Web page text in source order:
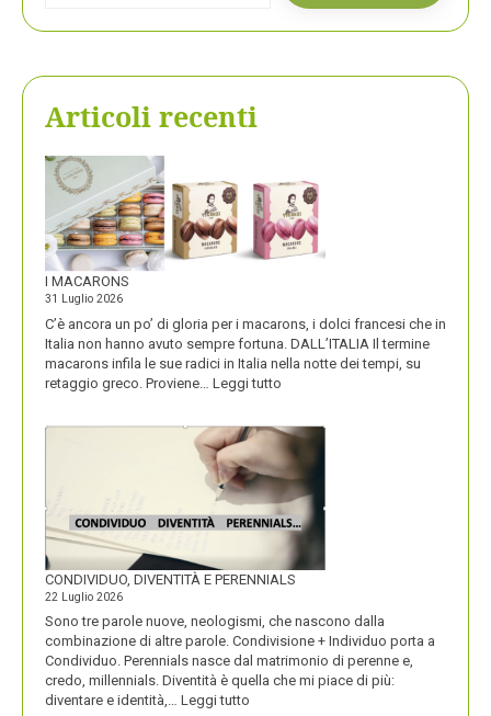
Articoli recenti
I MACARONS
31 Luglio 2026
C’è ancora un po’ di gloria per i macarons, i dolci francesi che in
Italia non hanno avuto sempre fortuna. DALL’ITALIA Il termine
macarons infila le sue radici in Italia nella notte dei tempi, su
retaggio greco. Proviene… Leggi tutto
CONDIVIDUO, DIVENTITÀ E PERENNIALS
22 Luglio 2026
Sono tre parole nuove, neologismi, che nascono dalla
combinazione di altre parole. Condivisione + Individuo porta a
Condividuo. Perennials nasce dal matrimonio di perenne e,
credo, millennials. Diventità è quella che mi piace di più:
diventare e identità,… Leggi tutto